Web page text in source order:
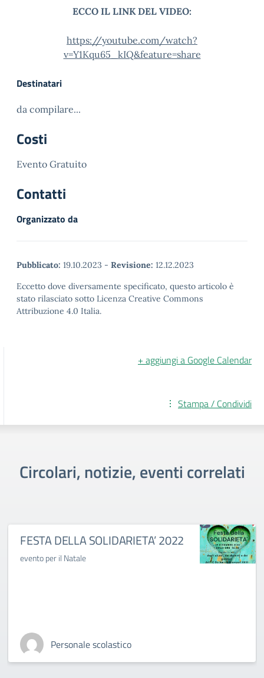
ECCO IL LINK DEL VIDEO:
https://youtube.com/watch?
v=Y1Kqu65_kIQ&feature=share
Destinatari
da compilare...
Costi
Evento Gratuito
Contatti
Organizzato da
Pubblicato: 19.10.2023 - Revisione: 12.12.2023
Eccetto dove diversamente specificato, questo articolo è
stato rilasciato sotto Licenza Creative Commons
Attribuzione 4.0 Italia.
+ aggiungi a Google Calendar
Stampa / Condividi
Circolari, notizie, eventi correlati
FESTA DELLA SOLIDARIETA’ 2022
evento per il Natale
Personale scolastico